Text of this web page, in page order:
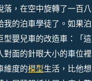
落，在空中旋轉了一百
我的泊車學徒了。如果
型嬰兒車的改造車：「
對面的針眼大小的車位
維度的模型生活，比他